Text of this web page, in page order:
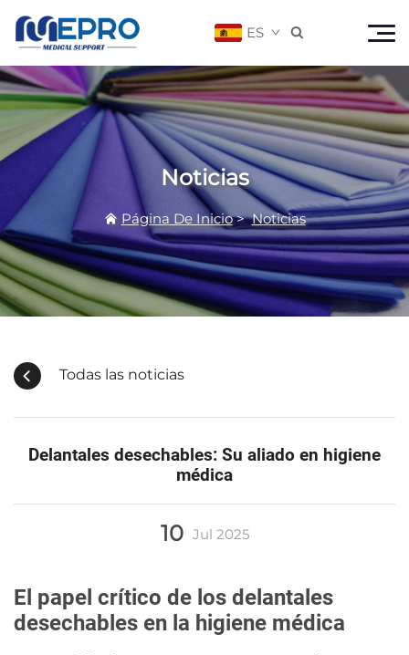
ES 
Noticias
Página De Inicio>Noticias
Todas las noticias
Delantales desechables: Su aliado en higiene
médica
10 Jul 2025
El papel crítico de los delantales
desechables en la higiene médica